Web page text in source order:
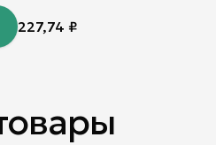
227,74 ₽